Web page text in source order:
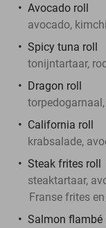
Avocado roll
avocado,
Spicy tuna roll
tonijntartaar,
Dragon roll
California roll
krabsalade,
Steak frites roll
steaktartaar,
Franse frites
Salmon flambé